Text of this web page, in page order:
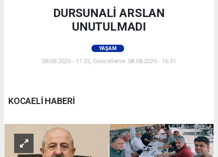
DURSUNALİ ARSLAN
UNUTULMADI
YAŞAM
08.08.2026 - 11:32, Güncelleme: 08.08.2026 - 16:31
KOCAELİ HABERİ